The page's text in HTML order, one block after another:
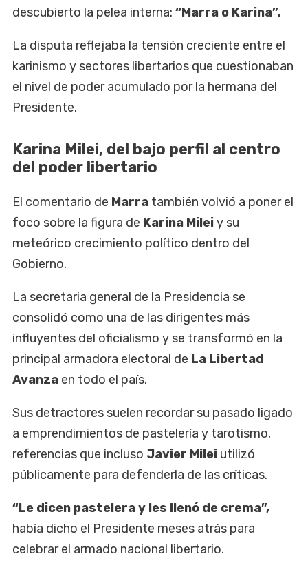
descubierto la pelea interna: “Marra o Karina”.
La disputa reflejaba la tensión creciente entre el
karinismo y sectores libertarios que cuestionaban
el nivel de poder acumulado por la hermana del
Presidente.
Karina Milei, del bajo perfil al centro
del poder libertario
El comentario de Marra también volvió a poner el
foco sobre la figura de Karina Mileiy su
meteórico crecimiento político dentro del
Gobierno.
La secretaria general de la Presidencia se
consolidó como una de las dirigentes más
influyentes del oficialismo y se transformó en la
principal armadora electoral de La Libertad
Avanza en todo el país.
Sus detractores suelen recordar su pasado ligado
a emprendimientos de pastelería y tarotismo,
referencias que incluso Javier Milei utilizó
públicamente para defenderla de las críticas.
“Le dicen pastelera y les llenó de crema”,
había dicho el Presidente meses atrás para
celebrar el armado nacional libertario.